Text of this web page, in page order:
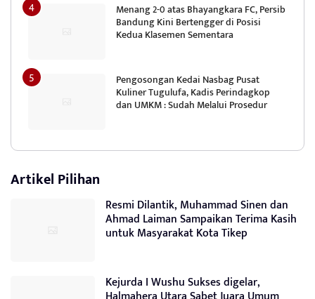
Menang 2-0 atas Bhayangkara FC, Persib
Bandung Kini Bertengger di Posisi
Kedua Klasemen Sementara
Pengosongan Kedai Nasbag Pusat
Kuliner Tugulufa, Kadis Perindagkop
dan UMKM : Sudah Melalui Prosedur
Artikel Pilihan
Resmi Dilantik, Muhammad Sinen dan
Ahmad Laiman Sampaikan Terima Kasih
untuk Masyarakat Kota Tikep
Kejurda I Wushu Sukses digelar,